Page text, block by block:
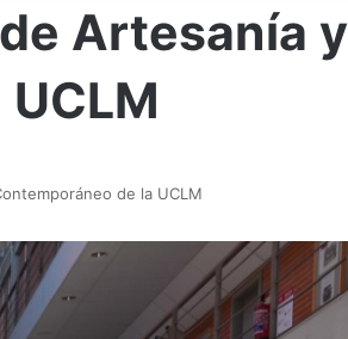
Artesanía y
de la UCLM